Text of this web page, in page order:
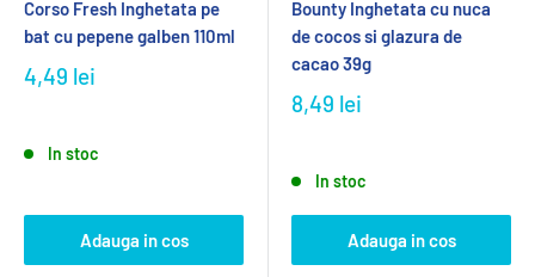
Corso Fresh Inghetata pe
bat cu pepene galben 110ml
4,49 lei
In stoc
Adauga in cos
Bounty Inghetata cu nuca
de cocos si glazura de
cacao 39g
8,49 lei
In stoc
Adauga in cos